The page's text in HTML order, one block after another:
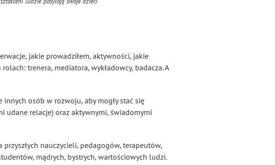
jakie prowadziłem, aktywności, jakie
trenera, mediatora, wykładowcy, badacza. A
osób w rozwoju, aby mogły stać się
udane relacje) oraz aktywnymi, świadomymi
nauczycieli, pedagogów, terapeutów,
mądrych, bystrych, wartościowych ludzi.